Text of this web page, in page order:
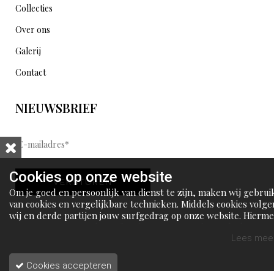
Collecties
Over ons
Galerij
Contact
NIEUWSBRIEF
E
-
m
a
i
l
d
VERSTUREN
Cookies op onze website
Om je goed en persoonlijk van dienst te zijn, maken wij
van cookies en vergelijkbare technieken. Middels cookies
wij en derde partijen jouw surfgedrag op onze website.
Lees
Cookies accepteren